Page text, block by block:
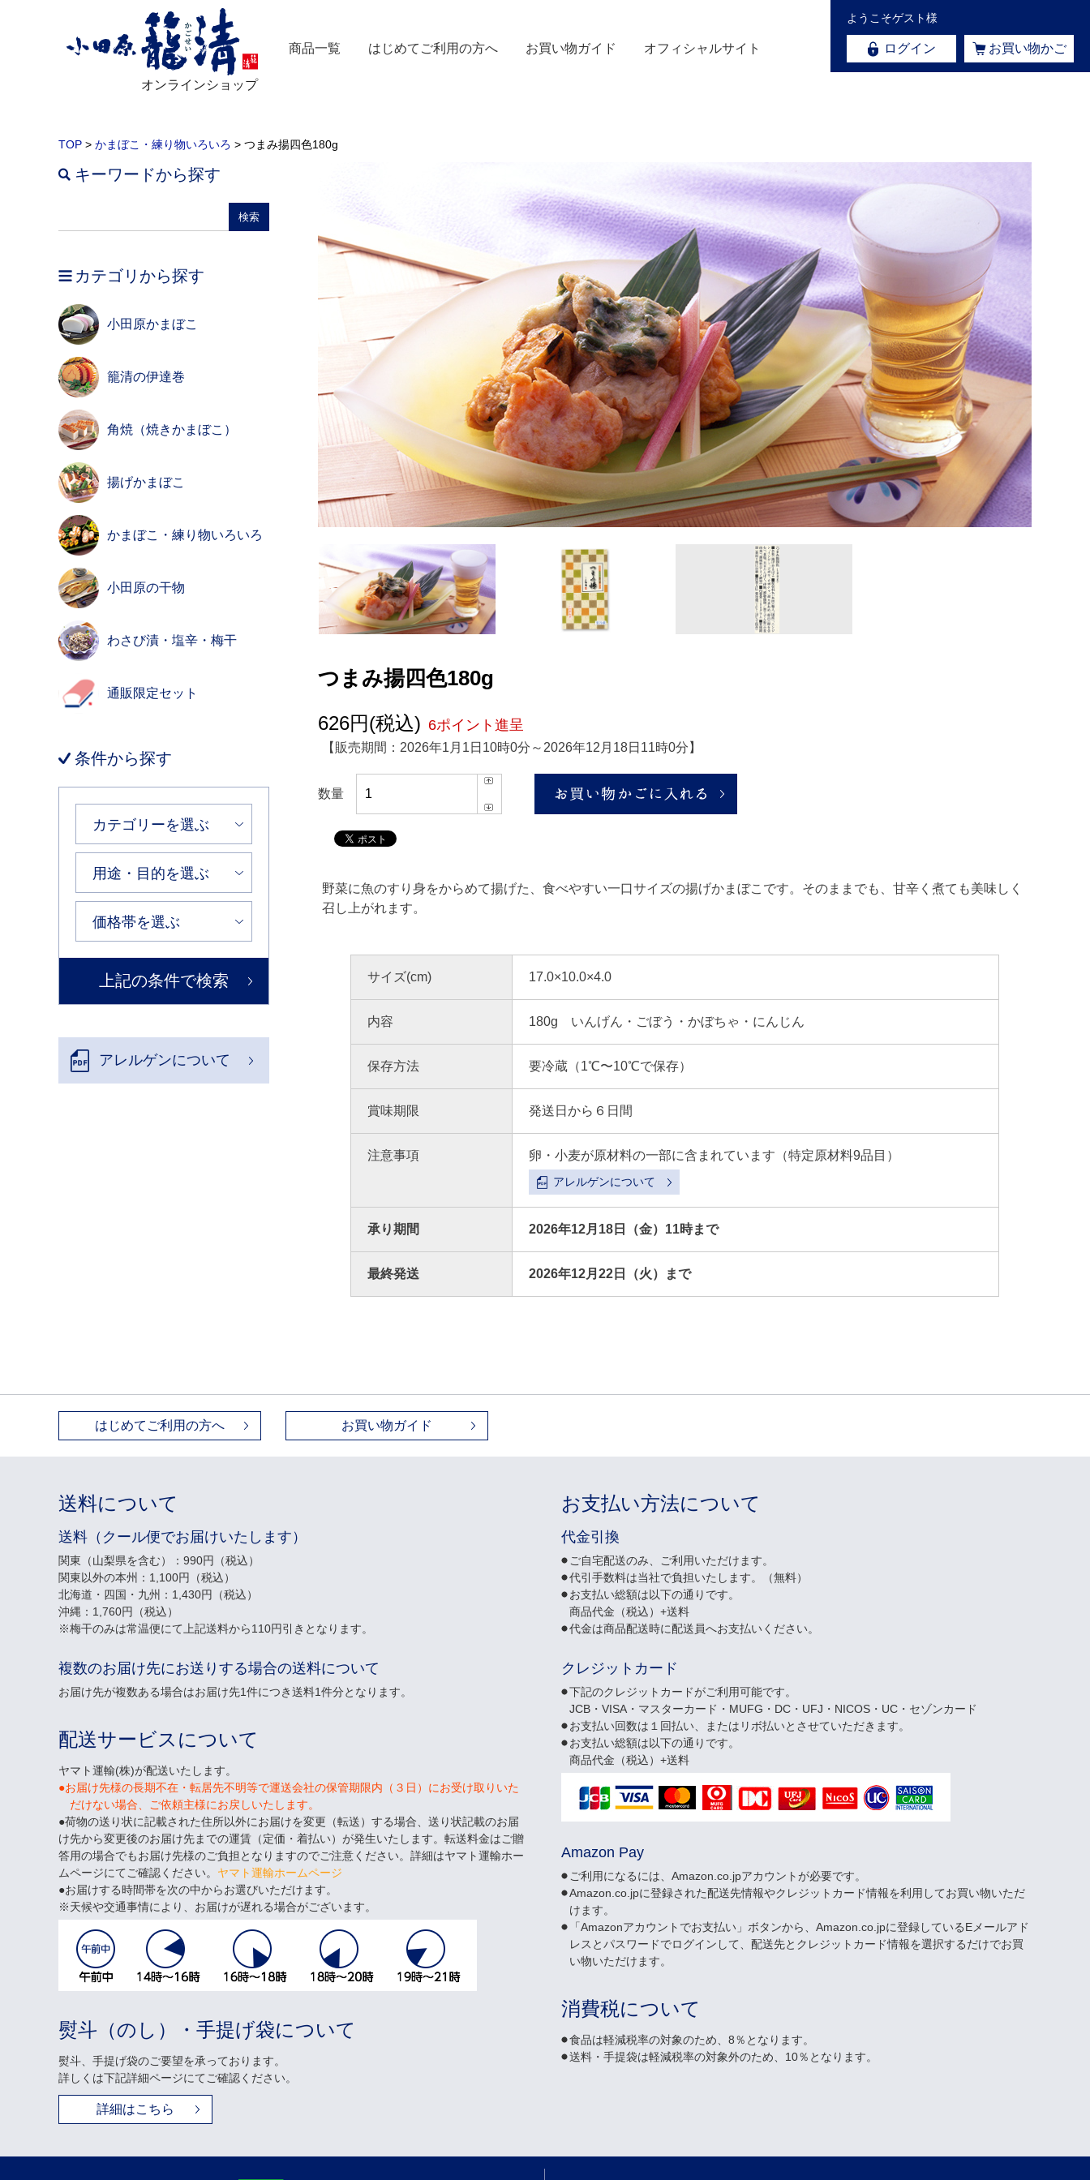
オンラインショップ
ようこそゲスト様
ログイン お買い物かご
商品一覧 はじめてご利用の方へ お買い物ガイド オフィシャルサイト
キーワードから探す
カテゴリから探す
小田原かまぼこ
籠清の伊達巻
角焼（焼きかまぼこ）
揚げかまぼこ
かまぼこ・練り物いろいろ
小田原の干物
わさび漬・塩辛・梅干
通販限定セット
条件から探す
アレルゲンについて
TOP > かまぼこ・練り物いろいろ > つまみ揚四色180g
つまみ揚四色180g
626円(税込) 6ポイント進呈
【販売期間： 2026年1月1日10時0分 ～2026年12月18日11時0分 】
数量
野菜に魚のすり身をからめて揚げた、食べやすい一口サイズの揚げかまぼこです。そのままでも、甘辛く煮ても美味しく
召し上がれます。
サイズ(cm) 17.0×10.0×4.0
内容 180g いんげん・ごぼう・かぼちゃ・にんじん
保存方法 要冷蔵（1℃〜10℃で保存）
賞味期限 発送日から６日間
注意事項 卵・小麦が原材料の一部に含まれています（特定原材料9品目）
アレルゲンについて
承り期間 2026年12月18日（金）11時まで
最終発送 2026年12月22日（火）まで
はじめてご利用の方へ お買い物ガイド
送料について
送料（クール便でお届けいたします）
関東（山梨県を含む）：990円（税込）
関東以外の本州：1,100円（税込）
北海道・四国・九州：1,430円（税込）
沖縄：1,760円（税込）
梅干のみは常温便にて上記送料から110円引きとなります。
複数のお届け先にお送りする場合の送料について
お届け先が複数ある場合はお届け先1件につき送料1件分となります。
配送サービスについて
ヤマト運輸(株)が配送いたします。
●お届け先様の長期不在・転居先不明等で運送会社の保管期限内（３日）にお受け取りいた
だけない場合、ご依頼主様にお戻しいたします。
●荷物の送り状に記載された住所以外にお届けを変更（転送）する場合、送り状記載のお届
け先から変更後のお届け先までの運賃（定価・着払い）が発生いたします。転送料金はご贈
答用の場合でもお届け先様のご負担となりますのでご注意ください。詳細はヤマト運輸ホー
ムページにてご確認ください。 ヤマト運輸ホームページ
●お届けする時間帯を次の中からお選びいただけます。
天候や交通事情により、お届けが遅れる場合がございます。
熨斗（のし）・手提げ袋について
熨斗、手提げ袋のご要望を承っております。
詳しくは下記詳細ページにてご確認ください。
詳細はこちら
お支払い方法について
代金引換
ご自宅配送のみ、ご利用いただけます。
代引手数料は当社で負担いたします。（無料）
お支払い総額は以下の通りです。
商品代金（税込）+送料
代金は商品配送時に配送員へお支払いください。
クレジットカード
下記のクレジットカードがご利用可能です。
JCB・VISA・マスターカード・MUFG・DC・UFJ・NICOS・UC・セゾンカード
お支払い回数は１回払い、またはリボ払いとさせていただきます。
お支払い総額は以下の通りです。
商品代金（税込）+送料
Amazon Pay
ご利用になるには、Amazon.co.jpアカウントが必要です。
Amazon.co.jpに登録された配送先情報やクレジットカード情報を利用してお買い物いただ
けます。
「Amazonアカウントでお支払い」ボタンから、Amazon.co.jpに登録しているEメールアド
レスとパスワードでログインして、配送先とクレジットカード情報を選択するだけでお買
い物いただけます。
消費税について
食品は軽減税率の対象のため、8％となります。
送料・手提袋は軽減税率の対象外のため、10％となります。